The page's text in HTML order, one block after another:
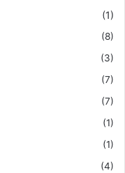
(1)
(8)
(3)
(7)
(7)
(1)
(1)
(4)